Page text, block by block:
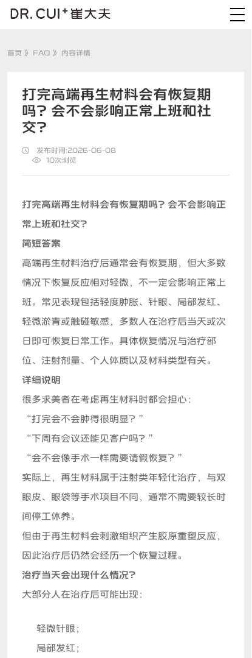
首页 》 FAQ 》 内容详情
打完高端再生材料会有恢复期
吗？会不会影响正常上班和社
交？
发布时间:2026-06-08
10次浏览
打完高端再生材料会有恢复期吗？会不会影响正
常上班和社交？
简短答案
高端再生材料治疗后通常会有恢复期，但大多数
情况下恢复反应相对轻微，不一定会影响正常上
班。常见表现包括轻度肿胀、针眼、局部发红、
轻微淤青或触碰敏感，多数人在治疗后当天或次
日即可恢复日常工作。具体恢复情况与治疗部
位、注射剂量、个人体质以及材料类型有关。
详细说明
很多求美者在考虑再生材料时都会担心：
“打完会不会肿得很明显？”
“下周有会议还能见客户吗？”
“会不会像手术一样需要请假恢复？”
实际上，再生材料属于注射类年轻化治疗，与双
眼皮、眼袋等手术项目不同，通常不需要较长时
间停工休养。
但由于再生材料会刺激组织产生胶原重塑反应，
因此治疗后仍然会经历一个恢复过程。
治疗当天会出现什么情况？
大部分人在治疗后可能出现：
轻微针眼；
局部发红；